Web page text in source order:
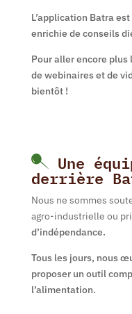
L’application Batra
enrichie de conseils
Pour aller encore
de webinaires et de
bientôt !
Une
derrière
Nous ne sommes
agro-industrielle ou
d’indépendance.
Tous les jours, nous
proposer un outil
l’alimentation.